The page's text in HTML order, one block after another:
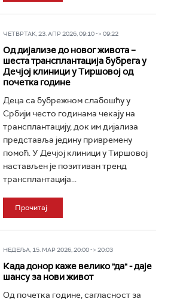
ЧЕТВРТАК, 23. АПР 2026, 09:10 -> 09:22
Од дијализе до новог живота –
шеста трансплантација бубрега у
Дечјој клиници у Тиршовој од
почетка године
Деца са бубрежном слабошћу у
Србији често годинама чекају на
трансплантацију, док им дијализа
представља једину привремену
помоћ. У Дечјој клиници у Тиршовој
настављен је позитиван тренд
трансплантација...
Прочитај
НЕДЕЉА, 15. МАР 2026, 20:00 -> 20:03
Када донор каже велико "да" - даје
шансу за нови живот
Од почетка године, сагласност за